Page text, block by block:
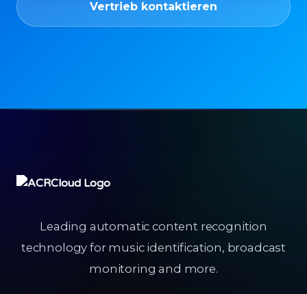
Vertrieb kontaktieren
Leading automatic content recognition
technology for music identification, broadcast
monitoring and more.